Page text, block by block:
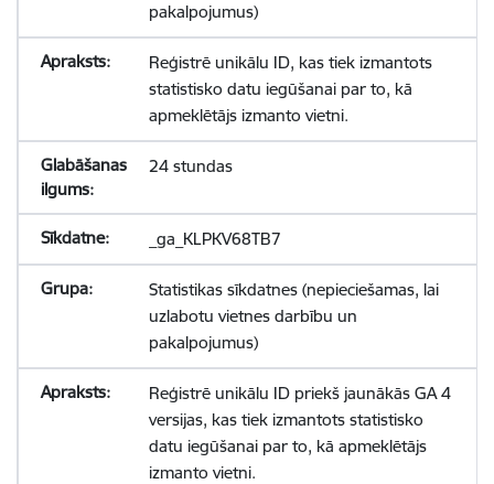
pakalpojumus)
Reģistrē unikālu ID, kas tiek izmantots
statistisko datu iegūšanai par to, kā
apmeklētājs izmanto vietni.
24 stundas
_ga_KLPKV68TB7
Statistikas sīkdatnes (nepieciešamas, lai
uzlabotu vietnes darbību un
pakalpojumus)
Reģistrē unikālu ID priekš jaunākās GA 4
versijas, kas tiek izmantots statistisko
datu iegūšanai par to, kā apmeklētājs
izmanto vietni.